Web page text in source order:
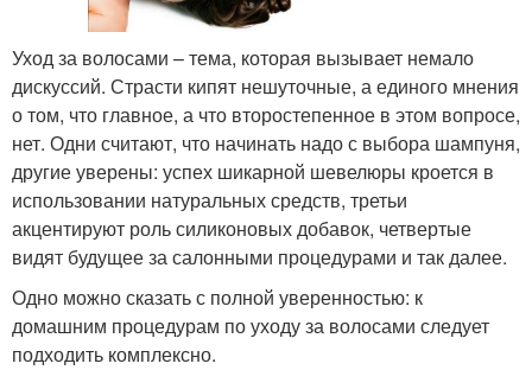
Уход за волосами – тема, которая вызывает немало
дискуссий. Страсти кипят нешуточные, а единого мнения
о том, что главное, а что второстепенное в этом вопросе,
нет. Одни считают, что начинать надо с выбора шампуня,
другие уверены: успех шикарной шевелюры кроется в
использовании натуральных средств, третьи
акцентируют роль силиконовых добавок, четвертые
видят будущее за салонными процедурами и так далее.
Одно можно сказать с полной уверенностью: к
домашним процедурам по уходу за волосами следует
подходить комплексно.